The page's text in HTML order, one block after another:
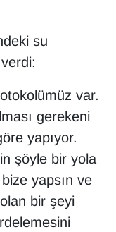
su
var.
gerekeni
yapıyor.
şöyle bir yola
yapsın ve
bir şeyi